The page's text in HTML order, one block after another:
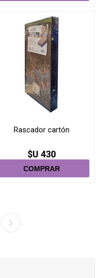
Rascador cartón
$U 430